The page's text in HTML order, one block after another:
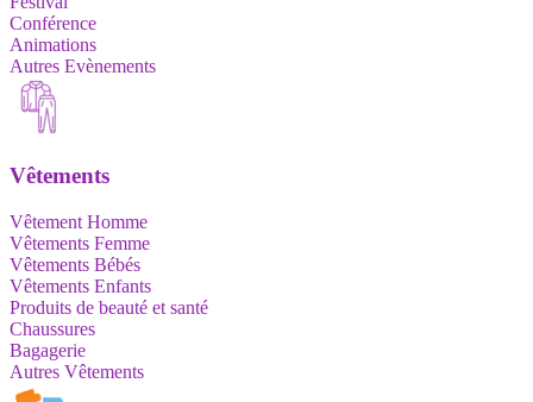
Conférence
Animations
Autres Evènements
Vêtements
Vêtement Homme
Vêtements Femme
Vêtements Bébés
Vêtements Enfants
Produits de beauté et santé
Chaussures
Bagagerie
Autres Vêtements